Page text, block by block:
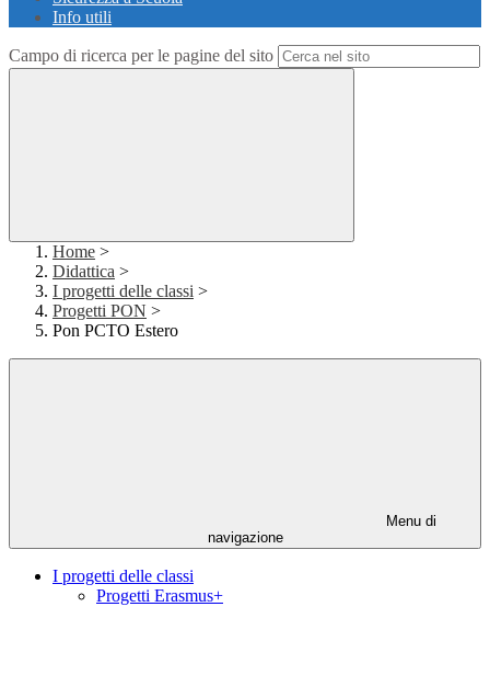
Info utili
Campo di ricerca per le pagine del sito
Home >
Didattica >
I progetti delle classi >
Progetti PON >
Pon PCTO Estero
Menu di
navigazione
I progetti delle classi
Progetti Erasmus+